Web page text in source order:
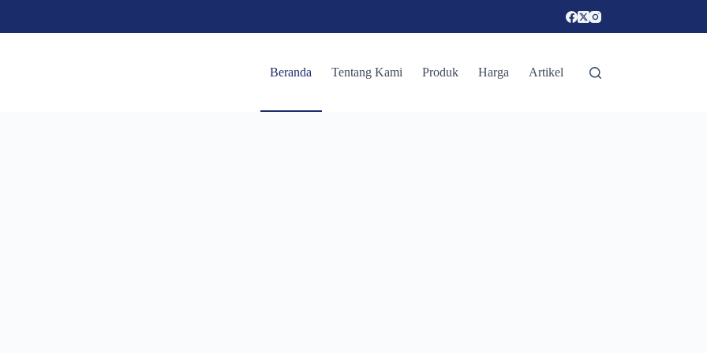
Beranda Tentang Kami Produk Harga Artikel